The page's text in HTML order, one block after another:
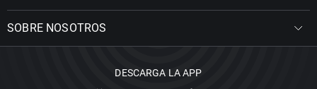
SOBRE NOSOTROS
DESCARGA LA APP